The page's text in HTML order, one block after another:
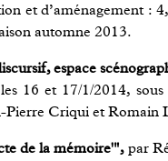
et d’aménagement :
automne 2013.
espace
16 et 17/1/2014,
Pierre Criqui et Romain
de la mémoire'", par